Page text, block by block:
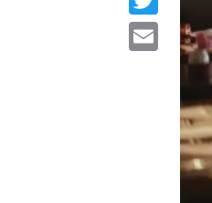
Twitter